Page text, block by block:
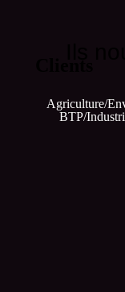
Agriculture/
BTP/